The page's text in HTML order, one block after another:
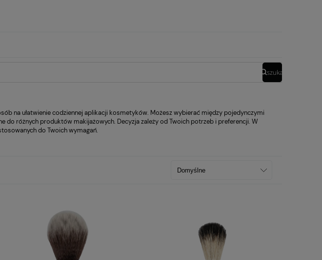
szukaj
na ułatwienie codziennej aplikacji kosmetyków. Możesz wybierać między pojedynczymi
do różnych produktów makijażowych. Decyzja zależy od Twoich potrzeb i preferencji. W
do Twoich wymagań.